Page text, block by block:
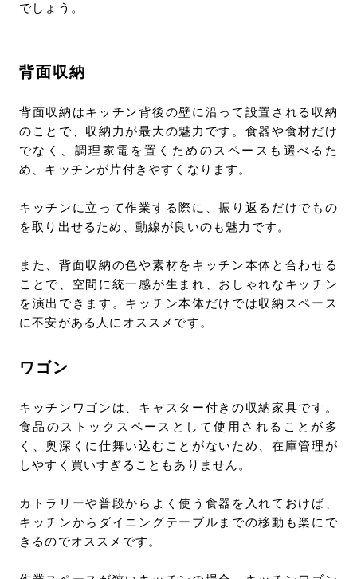
でしょう。
背面収納
背面収納はキッチン背後の壁に沿って設置される収納
のことで、収納力が最大の魅力です。食器や食材だけ
でなく、調理家電を置くためのスペースも選べるた
め、キッチンが片付きやすくなります。
キッチンに立って作業する際に、振り返るだけでもの
を取り出せるため、動線が良いのも魅力です。
また、背面収納の色や素材をキッチン本体と合わせる
ことで、空間に統一感が生まれ、おしゃれなキッチン
を演出できます。キッチン本体だけでは収納スペース
に不安がある人にオススメです。
ワゴン
キッチンワゴンは、キャスター付きの収納家具です。
食品のストックスペースとして使用されることが多
く、奥深くに仕舞い込むことがないため、在庫管理が
しやすく買いすぎることもありません。
カトラリーや普段からよく使う食器を入れておけば、
キッチンからダイニングテーブルまでの移動も楽にで
きるのでオススメです。